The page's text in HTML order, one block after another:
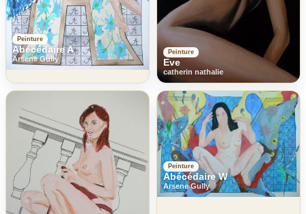
Peinture
Abécédaire A
Arsene Gully
Peinture
Eve
catherin nathalie
Peinture
Abécédaire W
Arsene Gully